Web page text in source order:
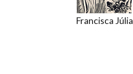
Francisca Júlia